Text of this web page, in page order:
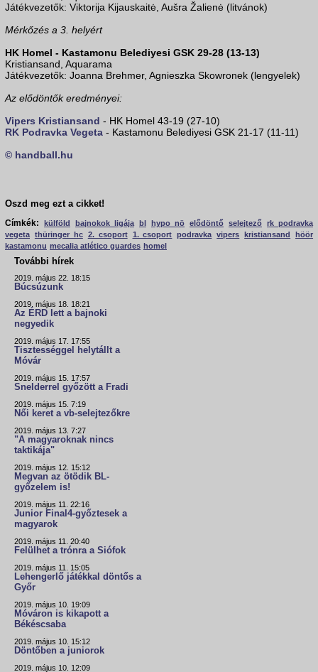
Játékvezetők: Viktorija Kijauskaitė, Aušra Žalienė (litvánok)
Mérkőzés a 3. helyért
HK Homel - Kastamonu Belediyesi GSK 29-28 (13-13)
Kristiansand, Aquarama
Játékvezetők: Joanna Brehmer, Agnieszka Skowronek (lengyelek)
Az elődöntők eredményei:
Vipers Kristiansand - HK Homel 43-19 (27-10)
RK Podravka Vegeta - Kastamonu Belediyesi GSK 21-17 (11-11)
© handball.hu
Oszd meg ezt a cikket!
Címkék:
külföld bajnokok ligája bl hypo nö elődöntő selejtező rk podravka
vegeta thüringer hc 2. csoport 1. csoport podravka vipers kristiansand
höör
kastamonu mecalia atlético guardes homel
További hírek
2019. május 22. 18:15
Búcsúzunk
2019. május 18. 18:21
Az ÉRD lett a bajnoki
negyedik
2019. május 17. 17:55
Tisztességgel helytállt a
Móvár
2019. május 15. 17:57
Snelderrel győzött a Fradi
2019. május 15. 7:19
Női keret a vb-selejtezőkre
2019. május 13. 7:27
"A magyaroknak nincs
taktikája"
2019. május 12. 15:12
Megvan az ötödik BL-
győzelem is!
2019. május 11. 22:16
Junior Final4-győztesek a
magyarok
2019. május 11. 20:40
Felülhet a trónra a Siófok
2019. május 11. 15:05
Lehengerlő játékkal döntős a
Győr
2019. május 10. 19:09
Móváron is kikapott a
Békéscsaba
2019. május 10. 15:12
Döntőben a juniorok
2019. május 10. 12:09